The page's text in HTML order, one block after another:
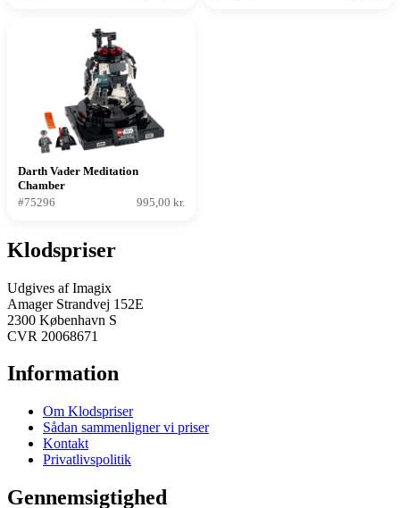
Darth Vader Meditation
Chamber
#75296
995,00 kr.
Klodspriser
Udgives af Imagix
Amager Strandvej 152E
2300 København S
CVR 20068671
Information
Om Klodspriser
Sådan sammenligner vi priser
Kontakt
Privatlivspolitik
Gennemsigtighed